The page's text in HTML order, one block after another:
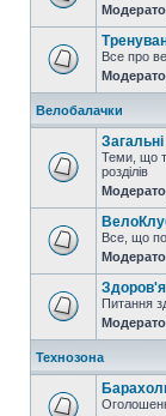
Все про
Велобалачки
Теми, що
розділів
Все, що
Здоров'я
Питання
Технозона